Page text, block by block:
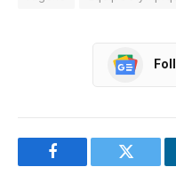
Facebook Twitter